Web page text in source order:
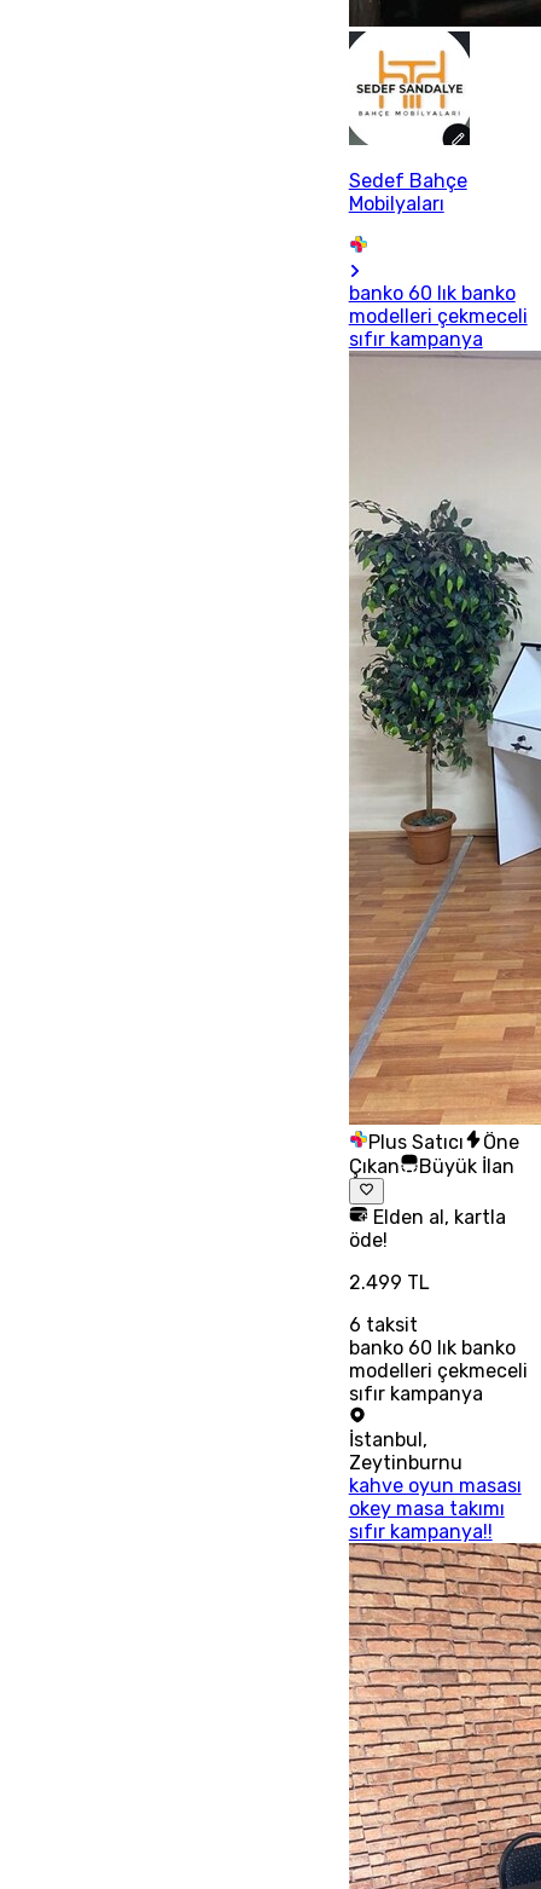
Sedef Bahçe
Mobilyaları
banko 60 lık banko
modelleri çekmeceli
sıfır kampanya
Plus Satıcı
Öne
Çıkan
Büyük İlan
Elden al, kartla
öde!
2.499 TL
6 taksit
banko 60 lık banko
modelleri çekmeceli
sıfır kampanya
İstanbul ,
Zeytinburnu
kahve oyun masası
okey masa takımı
sıfır kampanya!!